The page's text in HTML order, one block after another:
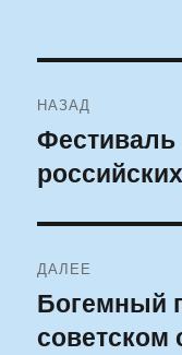
по
записям
НАЗАД
Предыдущая
запись:
Фестиваль
ДАЛЕЕ
Следующая
запись:
Богемный
советском